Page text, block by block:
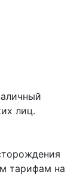
лиц.
тарифам на